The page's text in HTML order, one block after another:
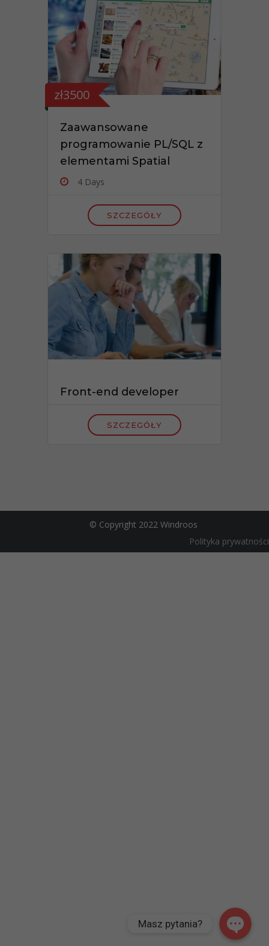
zł3500
Zaawansowane
programowanie PL/SQL z
elementami Spatial
4 Days
SZCZEGÓŁY
Front-end developer
SZCZEGÓŁY
© Copyright 2022 Windroos
Polityka prywatności
Masz pytania?